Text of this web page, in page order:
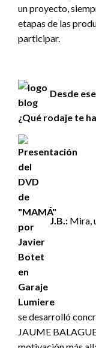
un proyecto,
etapas de las
participar.
Desde
¿Qué rodaje te
J.B.: Mira,
se desarrolló
JAUME